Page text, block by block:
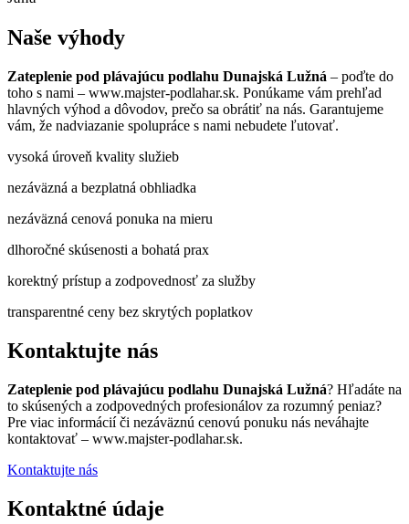
Naše výhody
Zateplenie pod plávajúcu podlahu Dunajská Lužná – poďte do
toho s nami – www.majster-podlahar.sk. Ponúkame vám prehľad
hlavných výhod a dôvodov, prečo sa obrátiť na nás. Garantujeme
vám, že nadviazanie spolupráce s nami nebudete ľutovať.
vysoká úroveň kvality služieb
nezáväzná a bezplatná obhliadka
nezáväzná cenová ponuka na mieru
dlhoročné skúsenosti a bohatá prax
korektný prístup a zodpovednosť za služby
transparentné ceny bez skrytých poplatkov
Kontaktujte nás
Zateplenie pod plávajúcu podlahu Dunajská Lužná? Hľadáte na
to skúsených a zodpovedných profesionálov za rozumný peniaz?
Pre viac informácií či nezáväznú cenovú ponuku nás neváhajte
kontaktovať – www.majster-podlahar.sk.
Kontaktujte nás
Kontaktné údaje